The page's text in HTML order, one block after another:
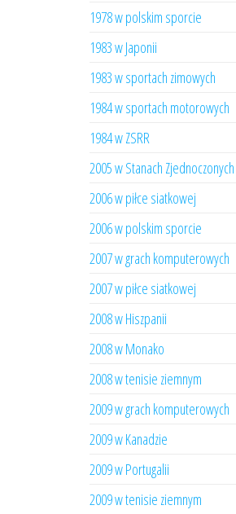
1978 w polskim sporcie
1983 w Japonii
1983 w sportach zimowych
1984 w sportach motorowych
1984 w ZSRR
2005 w Stanach Zjednoczonych
2006 w piłce siatkowej
2006 w polskim sporcie
2007 w grach komputerowych
2007 w piłce siatkowej
2008 w Hiszpanii
2008 w Monako
2008 w tenisie ziemnym
2009 w grach komputerowych
2009 w Kanadzie
2009 w Portugalii
2009 w tenisie ziemnym